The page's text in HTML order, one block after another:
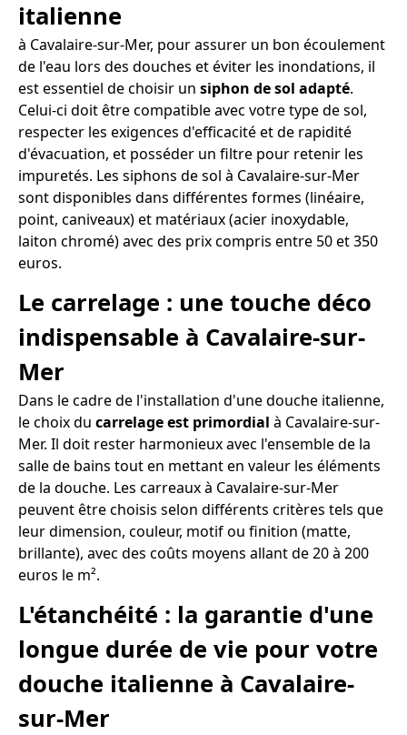
italienne
à Cavalaire-sur-Mer, pour assurer un bon écoulement
de l'eau lors des douches et éviter les inondations, il
est essentiel de choisir un siphon de sol adapté.
Celui-ci doit être compatible avec votre type de sol,
respecter les exigences d'efficacité et de rapidité
d'évacuation, et posséder un filtre pour retenir les
impuretés. Les siphons de sol à Cavalaire-sur-Mer
sont disponibles dans différentes formes (linéaire,
point, caniveaux) et matériaux (acier inoxydable,
laiton chromé) avec des prix compris entre 50 et 350
euros.
Le carrelage : une touche déco
indispensable à Cavalaire-sur-
Mer
Dans le cadre de l'installation d'une douche italienne,
le choix du carrelage est primordial à Cavalaire-sur-
Mer. Il doit rester harmonieux avec l'ensemble de la
salle de bains tout en mettant en valeur les éléments
de la douche. Les carreaux à Cavalaire-sur-Mer
peuvent être choisis selon différents critères tels que
leur dimension, couleur, motif ou finition (matte,
brillante), avec des coûts moyens allant de 20 à 200
euros le m².
L'étanchéité : la garantie d'une
longue durée de vie pour votre
douche italienne à Cavalaire-
sur-Mer